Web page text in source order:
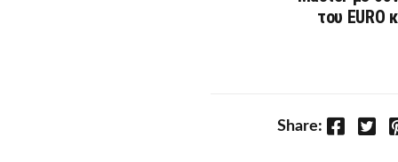
του EURO
Share: Facebook Twitter